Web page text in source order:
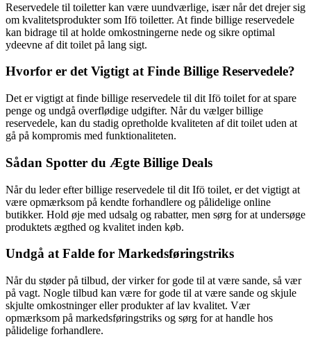
Reservedele til toiletter kan være uundværlige, især når det drejer sig
om kvalitetsprodukter som Ifö toiletter. At finde billige reservedele
kan bidrage til at holde omkostningerne nede og sikre optimal
ydeevne af dit toilet på lang sigt.
Hvorfor er det Vigtigt at Finde Billige Reservedele?
Det er vigtigt at finde billige reservedele til dit Ifö toilet for at spare
penge og undgå overflødige udgifter. Når du vælger billige
reservedele, kan du stadig opretholde kvaliteten af dit toilet uden at
gå på kompromis med funktionaliteten.
Sådan Spotter du Ægte Billige Deals
Når du leder efter billige reservedele til dit Ifö toilet, er det vigtigt at
være opmærksom på kendte forhandlere og pålidelige online
butikker. Hold øje med udsalg og rabatter, men sørg for at undersøge
produktets ægthed og kvalitet inden køb.
Undgå at Falde for Markedsføringstriks
Når du støder på tilbud, der virker for gode til at være sande, så vær
på vagt. Nogle tilbud kan være for gode til at være sande og skjule
skjulte omkostninger eller produkter af lav kvalitet. Vær
opmærksom på markedsføringstriks og sørg for at handle hos
pålidelige forhandlere.